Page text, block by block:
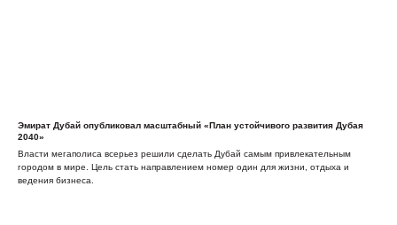
Эмират Дубай опубликовал масштабный «План устойчивого развития Дубая
2040»
Власти мегаполиса всерьез решили сделать Дубай самым привлекательным
городом в мире. Цель стать направлением номер один для жизни, отдыха и
ведения бизнеса.